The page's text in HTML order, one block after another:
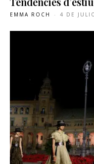
EMMA ROCH - 4 DE